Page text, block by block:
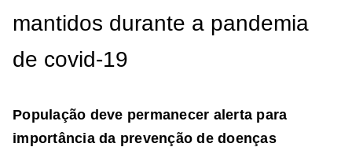
mantidos durante a pandemia
de covid-19
População deve permanecer alerta para
importância da prevenção de doenças